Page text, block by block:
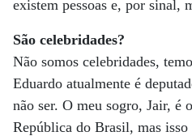
existem pessoas e, por sinal,
São celebridades?
Não somos celebridades,
Eduardo atualmente é
não ser. O meu sogro, Jair, é
República do Brasil, mas